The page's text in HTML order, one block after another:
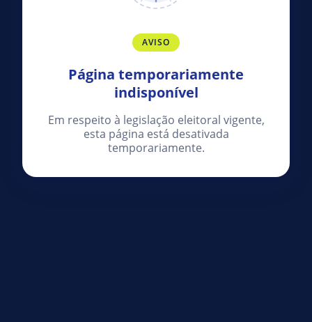
AVISO
Página temporariamente
indisponível
Em respeito à legislação eleitoral vigente,
esta página está desativada
temporariamente.